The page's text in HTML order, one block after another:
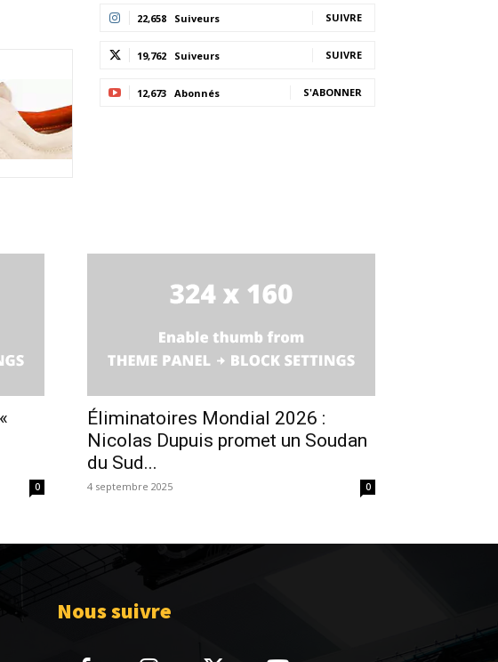
22,658 Suiveurs SUIVRE
19,762 Suiveurs SUIVRE
12,673 Abonnés S'ABONNER
0
Éliminatoires Mondial 2026 :
Nicolas Dupuis promet un Soudan
du Sud...
4 septembre 2025 0
Nous suivre